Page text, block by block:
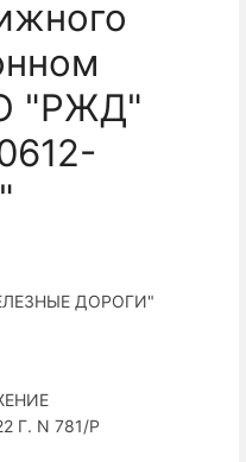
"РЖД"
ДОРОГИ"
Г. N 781/Р